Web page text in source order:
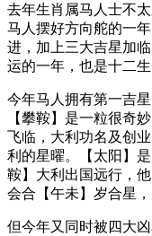
去年生肖属马人士不
马人摆好方向舵的一
进，加上三大吉星加
运的一年，也是十二
今年马人拥有第一吉
【攀鞍】是一粒很奇
飞临，大利功名及创
利的星曜。【太阳】
鞍】大利出国远行，
会合【午未】岁合星，
但今年又同时被四大